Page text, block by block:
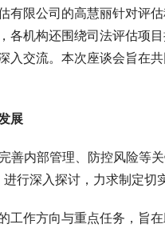
有限公司的高慧丽针对评
各机构还围绕司法评估项
交流。本次座谈会旨在
展
善内部管理、防控风险等
行深入探讨，力求制定切
工作方向与重点任务，旨